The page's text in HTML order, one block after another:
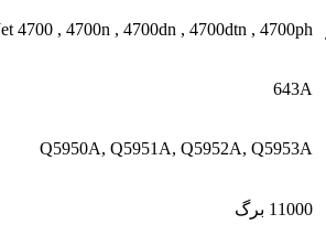
4700 , 4700n , 4700dn , 4700dtn , 4700ph
643A
Q5950A, Q5951A, Q5952A, Q5953A
11000 برگ